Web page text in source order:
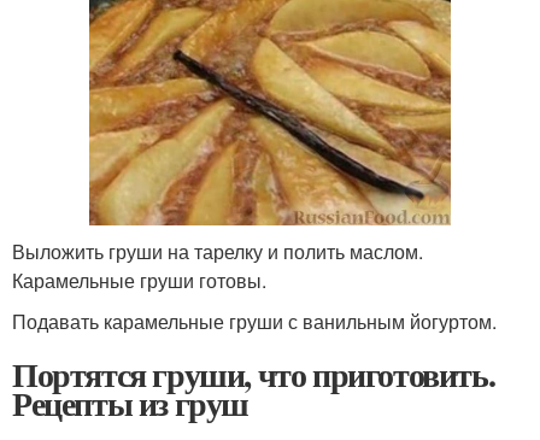
Выложить груши на тарелку и полить маслом.
Карамельные груши готовы.
Подавать карамельные груши с ванильным йогуртом.
Портятся груши, что приготовить.
Рецепты из груш